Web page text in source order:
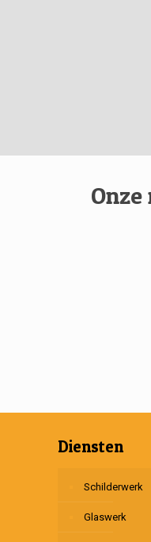
Diensten
Schilderwerk
Glaswerk